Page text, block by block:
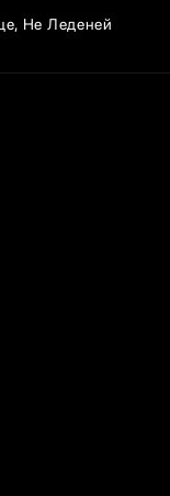
Не Леденей